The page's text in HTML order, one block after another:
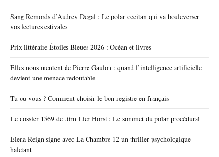
Sang Remords d’Audrey Degal : Le polar occitan qui va bouleverser
vos lectures estivales
Prix littéraire Étoiles Bleues 2026 : Océan et livres
Elles nous mentent de Pierre Gaulon : quand l’intelligence artificielle
devient une menace redoutable
Tu ou vous ? Comment choisir le bon registre en français
Le dossier 1569 de Jörn Lier Horst : Le sommet du polar procédural
Elena Reign signe avec La Chambre 12 un thriller psychologique
haletant